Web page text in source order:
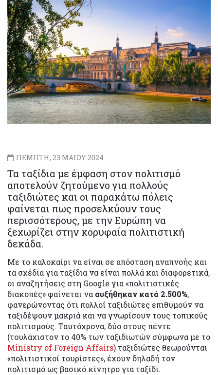
ΠΕΜΠΤΗ, 23 ΜΑΙΟΥ 2024
Τα ταξίδια με έμφαση στον πολιτισμό
αποτελούν ζητούμενο για πολλούς
ταξιδιώτες και οι παρακάτω πόλεις
φαίνεται πως προσελκύουν τους
περισσότερους, με την Ευρώπη να
ξεχωρίζει στην κορυφαία πολιτιστική
δεκάδα.
Με το καλοκαίρι να είναι σε απόσταση αναπνοής και
τα σχέδια για ταξίδια να είναι πολλά και διαφορετικά,
οι αναζητήσεις στη Google για «πολιτιστικές
διακοπές» φαίνεται να αυξήθηκαν κατά 2.500%,
φανερώνοντας ότι πολλοί ταξιδιώτες επιθυμούν να
ταξιδέψουν μακριά και να γνωρίσουν τους τοπικούς
πολιτισμούς. Ταυτόχρονα, δύο στους πέντε
(τουλάχιστον το 40% των ταξιδιωτών σύμφωνα με το
Ministry of Foreign Affairs) ταξιδιώτες θεωρούνται
«πολιτιστικοί τουρίστες», έχουν δηλαδή τον
πολιτισμό ως βασικό κίνητρο για ταξίδι.